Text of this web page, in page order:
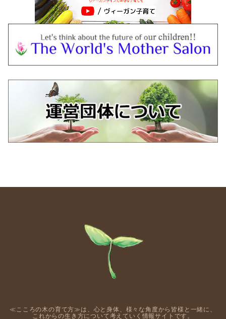
≪こころの木の育て方≫は、心と身体、様々な角度から皆様と一緒に、
これからの生き方について考えていく情報サイトです。